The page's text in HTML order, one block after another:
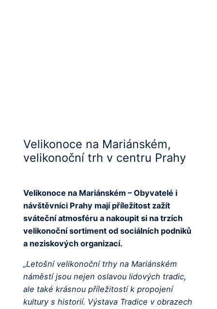
Velikonoce na Mariánském,
velikonoční trh v centru Prahy
Velikonoce na Mariánském – Obyvatelé i
návštěvníci Prahy mají příležitost zažít
sváteční atmosféru a nakoupit si na trzích
velikonoční sortiment od sociálních podniků
a neziskových organizací.
„Letošní velikonoční trhy na Mariánském
náměstí jsou nejen oslavou lidových tradic,
ale také krásnou příležitostí k propojení
kultury s historií. Výstava Tradice v obrazech